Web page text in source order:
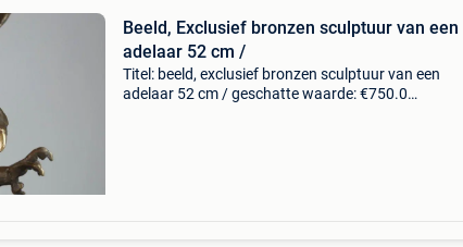
Beeld, Exclusief bronzen sculptuur van een
adelaar 52 cm /
Titel: beeld, exclusief bronzen sculptuur van een
adelaar 52 cm / geschatte waarde: €750.0